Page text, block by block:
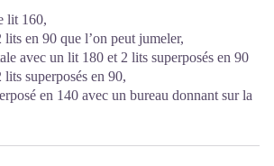
lit 160,
en 90 que l’on peut jumeler,
avec un lit 180 et 2 lits superposés en 90
superposés en 90,
en 140 avec un bureau donnant sur la